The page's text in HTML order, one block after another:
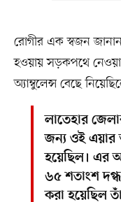
রোগীর এক স্বজন
হওয়ায় সড়কপথে
অ্যাম্বুলেন্স বেছে
লাতেহার
জন্য ওই এয়ার
হয়েছিল। এর
৬৫ শতাংশ দগ্ধ
করা হয়েছিল